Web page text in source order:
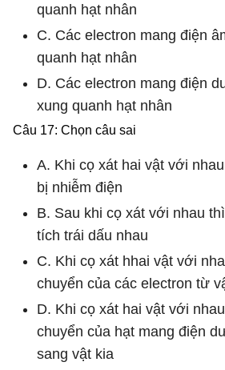
quanh hạt nhân
C. Các electron mang điện
quanh hạt nhân
D. Các electron mang điện
xung quanh hạt nhân
Câu 17: Chọn câu sai
A. Khi cọ xát hai vật với
bị nhiễm điện
B. Sau khi cọ xát với nhau
tích trái dấu nhau
C. Khi cọ xát hhai vật với
chuyển của các electron từ
D. Khi cọ xát hai vật với
chuyển của hạt mang điện
sang vật kia